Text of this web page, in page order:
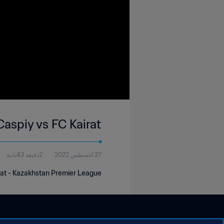
vs FC Kairat
27 أغسطس 2022 2دقيقة 43ثانية
- Kazakhstan Premier League